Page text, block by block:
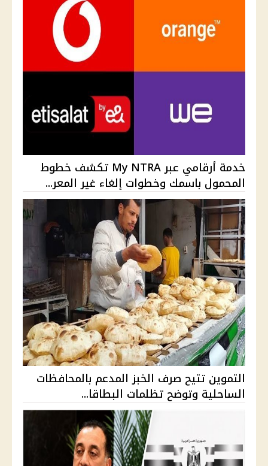
خدمة أرقامي عبر My NTRA تكشف خطوط
المحمول باسمك وخطوات إلغاء غير المعر...
التموين تتيح صرف الخبز المدعم بالمحافظات
الساحلية وتوضح تظلمات البطاقا...